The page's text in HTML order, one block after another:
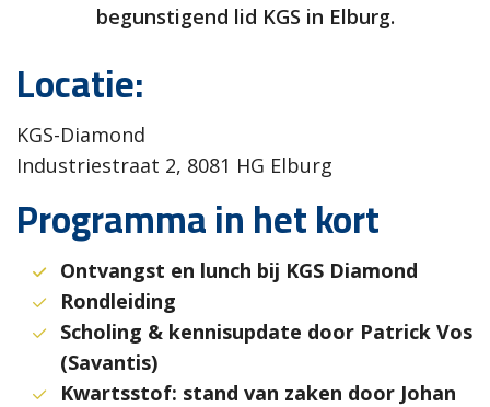
begunstigend lid KGS in Elburg.
Locatie:
KGS-Diamond
Industriestraat 2, 8081 HG Elburg
Programma in het kort
Ontvangst en lunch bij KGS Diamond
Rondleiding
Scholing & kennisupdate door Patrick Vos
(Savantis)
Kwartsstof: stand van zaken door Johan